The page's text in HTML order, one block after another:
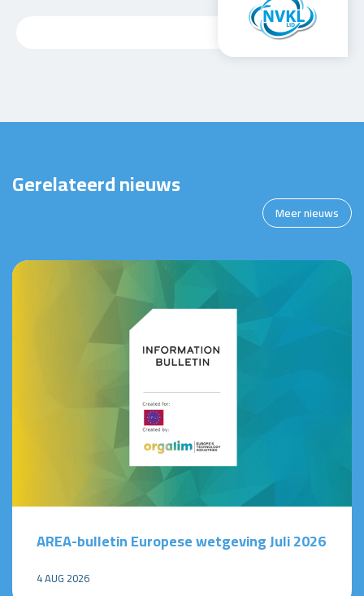
Gerelateerd nieuws
Meer nieuws
AREA-bulletin Europese wetgeving Juli 2026
4 AUG 2026